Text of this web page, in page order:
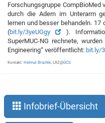
Forschungsgruppe CompBioMed
durch die Adern im Unterarm
lernen und besser behandeln. 17
(bit.ly/3yeUGgy
).
SuperMUC-NG rechnete,
Engineering“ veröffentlicht: bit.ly/
Kontakt: Helmut Brüchle , LRZ@GCS
Infobrief-Übersicht